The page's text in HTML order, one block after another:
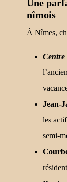
Une
nîmois
À Nîmes,
Centre
Jean-
les
semi-